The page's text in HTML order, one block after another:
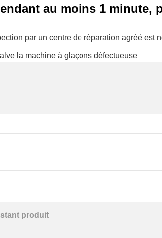
au moins 1 minute,
par un centre de réparation agréé est
la machine à glaçons défectueuse
produit